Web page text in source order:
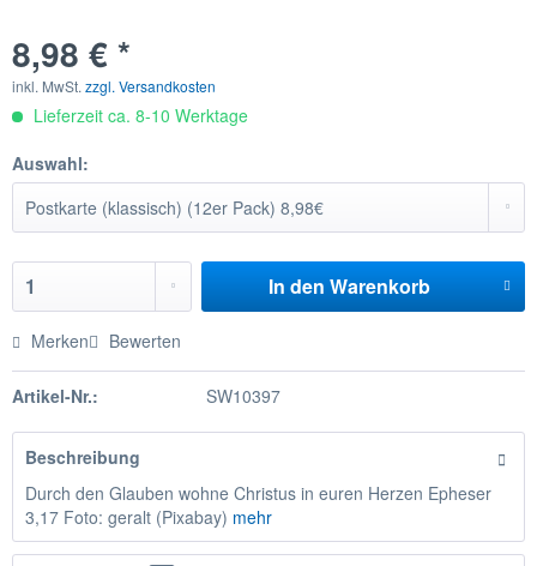
8,98 € *
inkl. MwSt.zzgl. Versandkosten
Lieferzeit ca. 8-10 Werktage
Auswahl:
In den Warenkorb
Merken Bewerten
Artikel-Nr.: SW10397
Beschreibung
Durch den Glauben wohne Christus in euren Herzen Epheser
3,17 Foto: geralt (Pixabay) mehr